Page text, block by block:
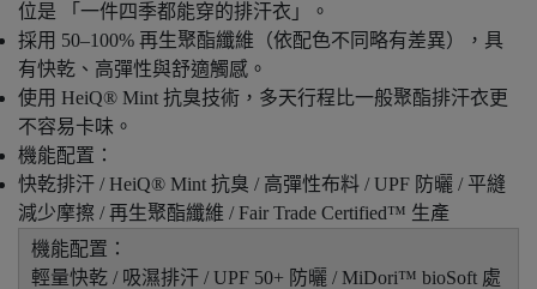
位是 「一件四季都能穿的排汗衣」。
採用 50–100% 再生聚酯纖維（依配色不同略有差異），具
有快乾、高彈性與舒適觸感。
使用 HeiQ® Mint 抗臭技術，多天行程比一般聚酯排汗衣更
不容易卡味。
機能配置：
快乾排汗 / HeiQ® Mint 抗臭 / 高彈性布料 / UPF 防曬 / 平縫
減少摩擦 / 再生聚酯纖維 / Fair Trade Certified™ 生產
機能配置：
輕量快乾 / 吸濕排汗 / UPF 50+ 防曬 / MiDori™ bioSoft 處